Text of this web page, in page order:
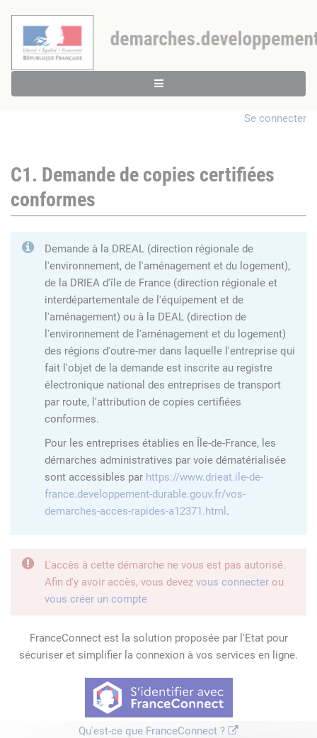
Se connecter
C1. Demande de copies certifiées
conformes
Demande à la DREAL (direction régionale de
l'environnement, de l'aménagement et du logement),
de la DRIEA d'île de France (direction régionale et
interdépartementale de l'équipement et de
l'aménagement) ou à la DEAL (direction de
l'environnement de l'aménagement et du logement)
des régions d'outre-mer dans laquelle l'entreprise qui
fait l'objet de la demande est inscrite au registre
électronique national des entreprises de transport
par route, l'attribution de copies certifiées
conformes.
Pour les entreprises établies en Île-de-France, les
démarches administratives par voie dématérialisée
sont accessibles par https://www.drieat.ile-de-
france.developpement-durable.gouv.fr/vos-
demarches-acces-rapides-a12371.html .
L'accès à cette démarche ne vous est pas autorisé.
Afin d'y avoir accès, vous devez vous connecter ou
vous créer un compte
FranceConnect est la solution proposée par l'Etat pour
sécuriser et simplifier la connexion à vos services en ligne.
Qu'est-ce que FranceConnect ?